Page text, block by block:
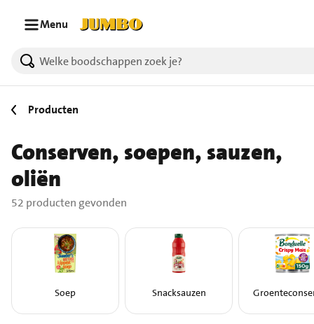
Menu
52 producten gevonden.
Producten
Conserven, soepen, sauzen,
oliën
52 producten gevonden
Soep Snacksauzen